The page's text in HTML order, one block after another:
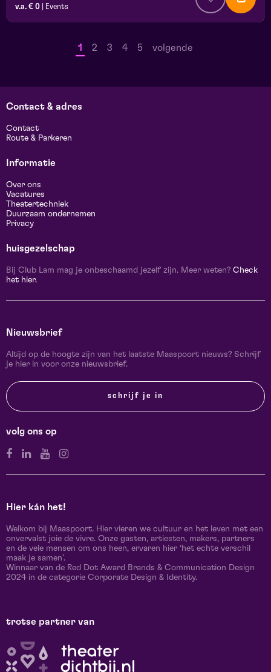
v.a. € 0
Events
1 2 3 4 5 volgende
Contact & adres
Contact
Route & Parkeren
Informatie
Over ons
Vacatures
Theatertechniek
Duurzaam ondernemen
Privacy
huisgezelschap
Bij Club Lam mag je onbeschaamd jezelf zijn. Meer weten? Check
het hier.
Nieuwsbrief
Altijd op de hoogte zijn van het laatste Maaspoort nieuws? Schrijf
je hier in voor onze nieuwsbrief.
schrijf je in
volg ons op
Hier kán het!
Welkom bij Maaspoort. Hier vieren we cultuur en het leven met een
onvervalst joie de vivre. Onze gasten, artiesten, makers, partners
en de vele mensen om ons heen, ervaren hier ‘het echte verschil
maak je samen’.
Winnaar van de Red Dot Award Brands & Communication Design
2024 in de categorie Corporate Design & Identity.
trotse partner van